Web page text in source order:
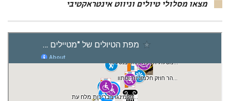
מצאו מסלולי טיולים וניווט אינטראקטיבי